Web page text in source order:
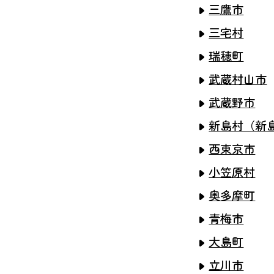
三鷹市
三宅村
瑞穂町
武蔵村山市
武蔵野市
新島村（新
西東京市
小笠原村
奥多摩町
青梅市
大島町
立川市